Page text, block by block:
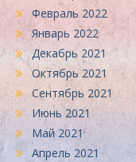
Февраль 2022
Январь 2022
Декабрь 2021
Октябрь 2021
Сентябрь 2021
Июнь 2021
Май 2021
Апрель 2021